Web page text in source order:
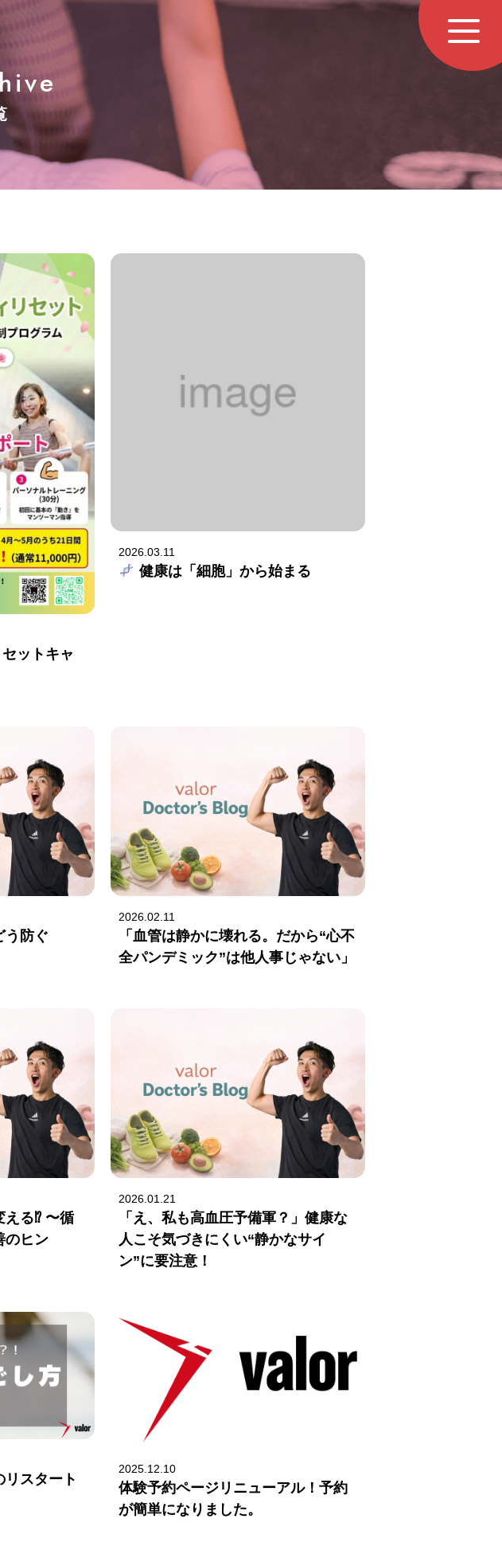
ットキャ
2026.03.11
健康は「細胞」から始まる
う防ぐ
2026.02.11
「血管は静かに壊れる。だから“心不
全パンデミック”は他人事じゃない」
える⁉ 〜循
のヒン
2026.01.21
「え、私も高血圧予備軍？」健康な
人こそ気づきにくい“静かなサイ
ン”に要注意！
スタート
2025.12.10
体験予約ページリニューアル！予約
が簡単になりました。